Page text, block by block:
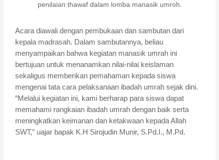
penilaian thawaf dalam lomba manasik umroh.
Acara diawali dengan pembukaan dan sambutan dari
kepala madrasah. Dalam sambutannya, beliau
menyampaikan bahwa kegiatan manasik umrah ini
bertujuan untuk menanamkan nilai-nilai keislaman
sekaligus memberikan pemahaman kepada siswa
mengenai tata cara pelaksanaan ibadah umrah sejak dini.
“Melalui kegiatan ini, kami berharap para siswa dapat
memahami rangkaian ibadah umrah dengan baik serta
meningkatkan keimanan dan ketakwaan kepada Allah
SWT,” uajar bapak K.H Sirojudin Munir, S.Pd.I., M.Pd.